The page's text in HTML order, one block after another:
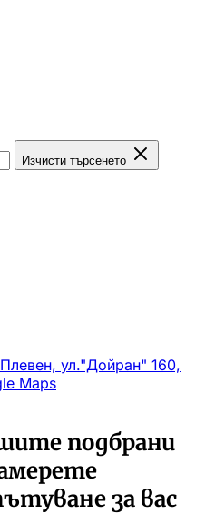
Изчисти търсенето
ул."Дойран" 160,
Maps
подбрани
за вас